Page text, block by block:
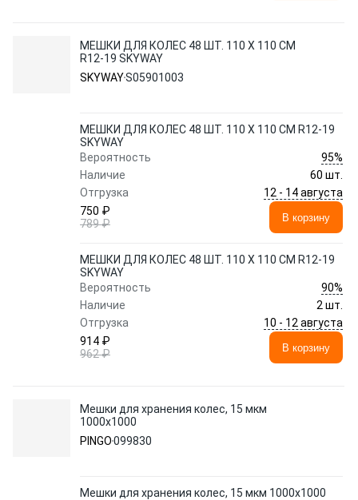
МЕШКИ ДЛЯ КОЛЕС 48 ШТ. 110 Х 110 СМ
R12-19 SKYWAY
SKYWAYS05901003
МЕШКИ ДЛЯ КОЛЕС 48 ШТ. 110 Х 110 СМ R12-19
SKYWAY
Вероятность
95%
Наличие
60 шт.
Отгрузка
12 - 14 августа
750 ₽
789 ₽
В корзину
МЕШКИ ДЛЯ КОЛЕС 48 ШТ. 110 Х 110 СМ R12-19
SKYWAY
Вероятность
90%
Наличие
2 шт.
Отгрузка
10 - 12 августа
914 ₽
962 ₽
В корзину
Мешки для хранения колес, 15 мкм
1000х1000
PINGO099830
Мешки для хранения колес, 15 мкм 1000х1000